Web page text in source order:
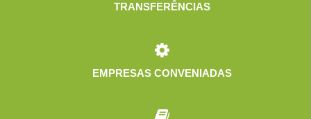
TRANSFERÊNCIAS
EMPRESAS CONVENIADAS